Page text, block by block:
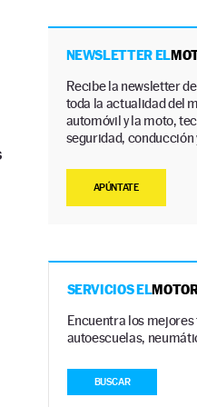
NEWSLETTER EL
Recibe la newsletter
toda la actualidad del
automóvil y la moto,
seguridad, conducción
APÚNTATE
SERVICIOS EL
Encuentra los
autoescuelas,
BUSCAR